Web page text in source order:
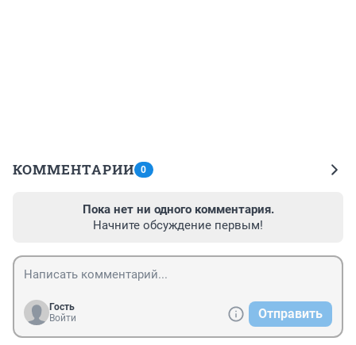
КОММЕНТАРИИ 0
Пока нет ни одного комментария.
Начните обсуждение первым!
Гость
Войти
Отправить